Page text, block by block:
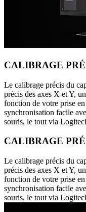
CALIBRAGE
Le calibrage précis du
précis des axes X et Y,
fonction de votre prise
synchronisation facile
souris, le tout via
CALIBRAGE
Le calibrage précis du
précis des axes X et Y,
fonction de votre prise
synchronisation facile
souris, le tout via